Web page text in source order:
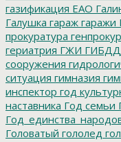
газификация ЕАО
Галушка гараж гаражи
прокуратура
гериатрия ГЖИ ГИБДД
сооружения
ситуация гимназия
инспектор год
наставника Год семьи
Головатый гололед